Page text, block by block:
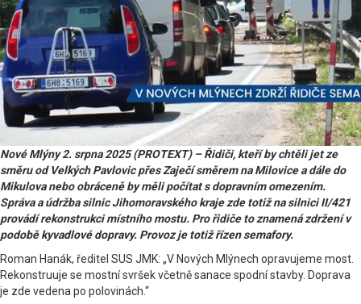
Nové Mlýny 2. srpna 2025 (PROTEXT) – Řidiči, kteří by chtěli jet ze
směru od Velkých Pavlovic přes Zaječí směrem na Milovice a dále do
Mikulova nebo obráceně by měli počítat s dopravním omezením.
Správa a údržba silnic Jihomoravského kraje zde totiž na silnici II/421
provádí rekonstrukci místního mostu. Pro řidiče to znamená zdržení v
podobě kyvadlové dopravy. Provoz je totiž řízen semafory.
Roman Hanák, ředitel SUS JMK: „V Nových Mlýnech opravujeme most.
Rekonstruuje se mostní svršek včetně sanace spodní stavby. Doprava
je zde vedena po polovinách.“